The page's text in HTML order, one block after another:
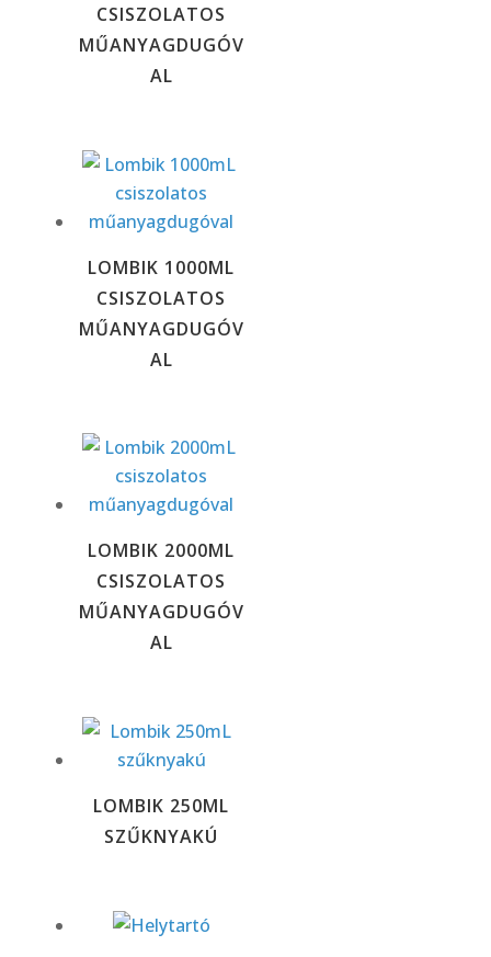
CSISZOLATOS
MŰANYAGDUGÓV
AL
LOMBIK 1000ML
CSISZOLATOS
MŰANYAGDUGÓV
AL
LOMBIK 2000ML
CSISZOLATOS
MŰANYAGDUGÓV
AL
LOMBIK 250ML
SZŰKNYAKÚ